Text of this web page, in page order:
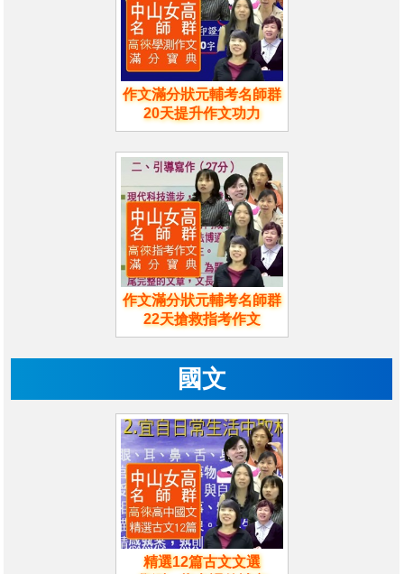
作文滿分狀元輔考名師群
20天提升作文功力
作文滿分狀元輔考名師群
22天搶救指考作文
國文
精選12篇古文文選